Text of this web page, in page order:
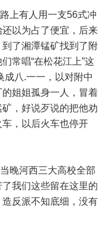
上有人用一支56式冲
以为占了便宜，后来
了湘潭锰矿找到了附
常唱“在松花江上”这
成八.一一，以对附中
姐姐孤身一人，冒着
，好说歹说的把他劝
，以后火车也停开
晚河西三大高校全部
我们这些留在这里的
反派不知底细，没有